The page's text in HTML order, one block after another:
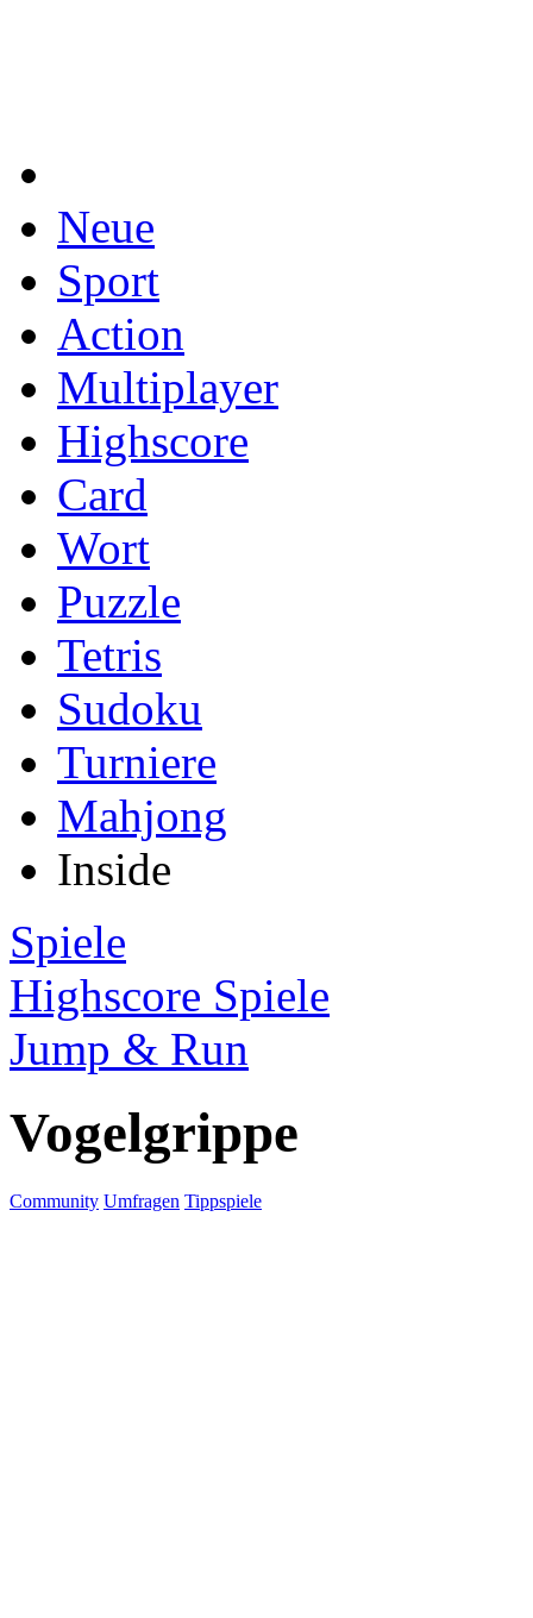
Neue
Sport
Action
Multiplayer
Highscore
Card
Wort
Puzzle
Tetris
Sudoku
Turniere
Mahjong
Inside
Spiele
Highscore Spiele
Jump & Run
Vogelgrippe
Community Umfragen Tippspiele